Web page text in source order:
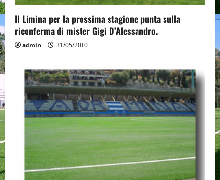
Il Limina per la prossima stagione punta sulla
riconferma di mister Gigi D’Alessandro.
admin 31/05/2010